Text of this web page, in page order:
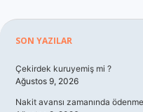
Sidebar
SON YAZILAR
Çekirdek kuruyemiş mi ?
Ağustos 9, 2026
Nakit avansı zamanında